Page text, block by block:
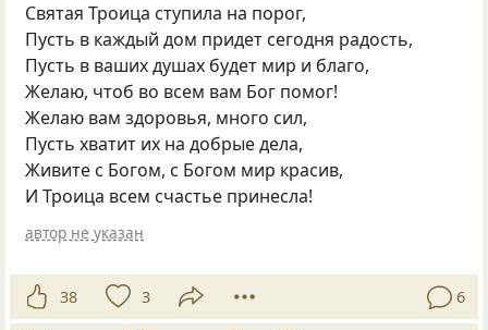
Святая Троица ступила на порог,
Пусть в каждый дом придет сегодня радость,
Пусть в ваших душах будет мир и благо,
Желаю, чтоб во всем вам Бог помог!
Желаю вам здоровья, много сил,
Пусть хватит их на добрые дела,
Живите с Богом, с Богом мир красив,
И Троица всем счастье принесла!
автор не указан
38 3 6